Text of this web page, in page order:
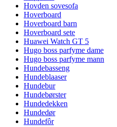
Hovden sovesofa
Hoverboard
Hoverboard barn
Hoverboard sete
Huawei Watch GT 5
Hugo boss parfyme dame
Hugo boss parfyme mann
Hundebasseng
Hundeblaaser
Hundebur
Hundebørster
Hundedekken
Hundedør
Hundefôr